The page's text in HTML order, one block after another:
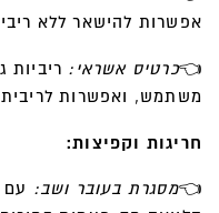
אפשרות להישאר ללא
👈כרטיס אשראי:
משתמש, ואפשרות
חריגות וקפיצות:
👈מסגרת בעובר ושב: עם